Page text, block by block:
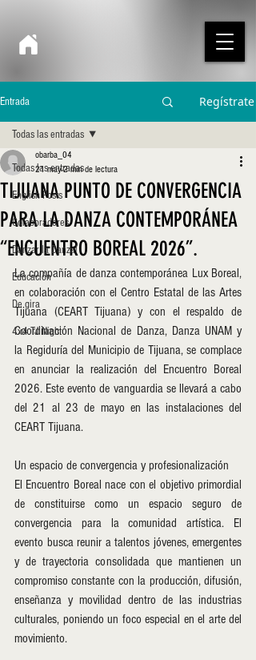
Entrada Regístrate
Todas las entradas
English Posts
Colaboradores
Danzar la Danza!
Educación
De gira
4x4 TJ Night
Todas las entradas
TIJUANA PUNTO DE CONVERGENCIA
PARA LA DANZA CONTEMPORÁNEA
“ENCUENTRO BOREAL 2026”.
obarba_04
21 may2 min de lectura
La compañía de danza contemporánea Lux Boreal,
en colaboración con el Centro Estatal de las Artes
Tijuana (CEART Tijuana) y con el respaldo de
Coordinación Nacional de Danza, Danza UNAM y
la Regiduría del Municipio de Tijuana, se complace
en anunciar la realización del Encuentro Boreal
2026. Este evento de vanguardia se llevará a cabo
del 21 al 23 de mayo en las instalaciones del
CEART Tijuana.
Un espacio de convergencia y profesionalización
El Encuentro Boreal nace con el objetivo primordial
de constituirse como un espacio seguro de
convergencia para la comunidad artística. El
evento busca reunir a talentos jóvenes, emergentes
y de trayectoria consolidada que mantienen un
compromiso constante con la producción, difusión,
enseñanza y movilidad dentro de las industrias
culturales, poniendo un foco especial en el arte del
movimiento.